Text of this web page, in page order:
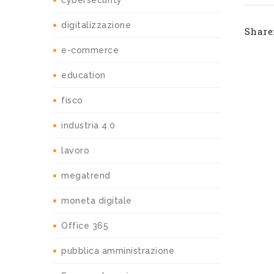
digitalizzazione
e-commerce
education
fisco
industria 4.0
lavoro
megatrend
moneta digitale
Office 365
pubblica amministrazione